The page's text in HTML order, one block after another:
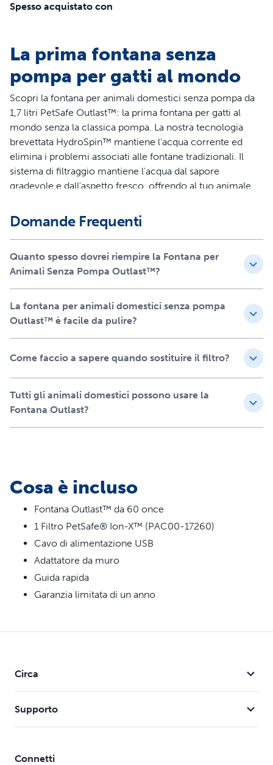
Spesso acquistato con
La prima fontana senza
pompa per gatti al mondo
Scopri la fontana per animali domestici senza pompa da
1,7 litri PetSafe Outlast™: la prima fontana per gatti al
mondo senza la classica pompa. La nostra tecnologia
brevettata HydroSpin™ mantiene l'acqua corrente ed
elimina i problemi associati alle fontane tradizionali. Il
sistema di filtraggio mantiene l'acqua dal sapore
gradevole e dall'aspetto fresco, offrendo al tuo animale
Abbandona la fontana classica per animali domestici e
scegli qualcosa di rivoluzionario: scegli la fontana senza
Caratteristiche
HydroSpin™ con un design senza pompa che fa
circolare 1,7 litri di acqua nella ciotola del tuo gatto
utilizzando un meccanismo a cono brevettato
Facile da montare, lavabile in lavastoviglie e senza
pompa per trascorrere più tempo di qualità con il tuo
animale domestico; progettato per durare a lungo con
meno parti mobili e un motore protetto da acqua e
detriti
I filtri per fontane per animali domestici Ion-X™
regolano il flusso dell'acqua, interrompendolo
durata del motore
Gli indicatori LED ti indicano quando il livello dell'acqua
è basso e quando cambiare il filtro
Domande Frequenti
Quanto spesso dovrei riempire la Fontana per
Animali Senza Pompa Outlast™?
La fontana per animali domestici senza pompa
Outlast™ è facile da pulire?
Come faccio a sapere quando sostituire il filtro?
Tutti gli animali domestici possono usare la
Fontana Outlast?
Cosa è incluso
Fontana Outlast™ da 60 once
1 Filtro PetSafe® Ion-X™ (PAC00-17260)
Cavo di alimentazione USB
Adattatore da muro
Guida rapida
Garanzia limitata di un anno
Circa
Supporto
Connetti